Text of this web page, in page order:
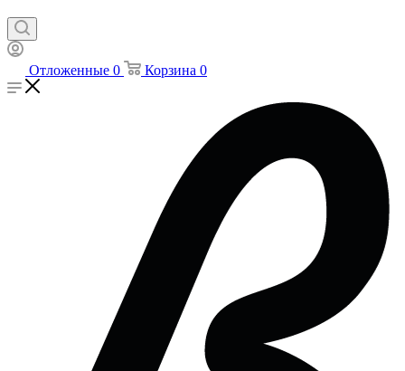
Отложенные 0 Корзина 0